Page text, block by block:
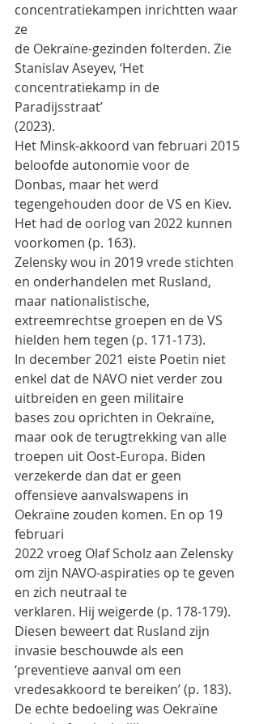
concentratiekampen inrichtten waar
ze
de Oekraïne-gezinden folterden. Zie
Stanislav Aseyev, ‘Het
concentratiekamp in de
Paradijsstraat’
(2023).
Het Minsk-akkoord van februari 2015
beloofde autonomie voor de
Donbas, maar het werd
tegengehouden door de VS en Kiev.
Het had de oorlog van 2022 kunnen
voorkomen (p. 163).
Zelensky wou in 2019 vrede stichten
en onderhandelen met Rusland,
maar nationalistische,
extreemrechtse groepen en de VS
hielden hem tegen (p. 171-173).
In december 2021 eiste Poetin niet
enkel dat de NAVO niet verder zou
uitbreiden en geen militaire
bases zou oprichten in Oekraïne,
maar ook de terugtrekking van alle
troepen uit Oost-Europa. Biden
verzekerde dan dat er geen
offensieve aanvalswapens in
Oekraïne zouden komen. En op 19
februari
2022 vroeg Olaf Scholz aan Zelensky
om zijn NAVO-aspiraties op te geven
en zich neutraal te
verklaren. Hij weigerde (p. 178-179).
Diesen beweert dat Rusland zijn
invasie beschouwde als een
‘preventieve aanval om een
vredesakkoord te bereiken’ (p. 183).
De echte bedoeling was Oekraïne